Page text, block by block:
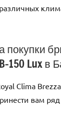
150 Lux в
Clima
вам